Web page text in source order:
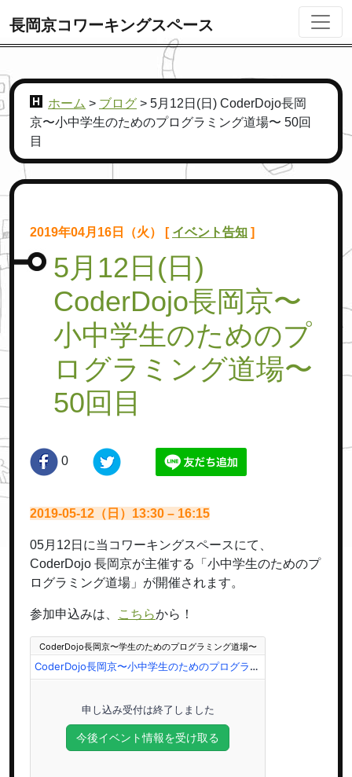
長岡京コワーキングスペース
ホーム > ブログ > 5月12日(日) CoderDojo長岡
京〜小中学生のためのプログラミング道場〜 50回
目
2019年04月16日（火） [ イベント告知 ]
5月12日(日)
CoderDojo長岡京〜
小中学生のためのプ
ログラミング道場〜
50回目
0
2019-05-12（日）13:30 – 16:15
05月12日に当コワーキングスペースにて、
CoderDojo 長岡京が主催する「小中学生のためのプ
ログラミング道場」が開催されます。
参加申込みは、 こちらから！